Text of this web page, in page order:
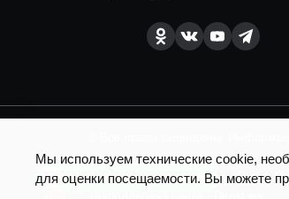
Есть вопросы по доставке?
SEO продвижение сайта - Result
Мы используем технические cookie,
для оценки посещаемости. Вы можете